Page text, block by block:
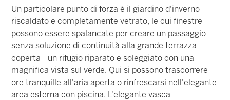
Un particolare punto di forza è il giardino d'inverno
riscaldato e completamente vetrato, le cui finestre
possono essere spalancate per creare un passaggio
senza soluzione di continuità alla grande terrazza
coperta - un rifugio riparato e soleggiato con una
magnifica vista sul verde. Qui si possono trascorrere
ore tranquille all'aria aperta o rinfrescarsi nell'elegante
area esterna con piscina. L'elegante vasca